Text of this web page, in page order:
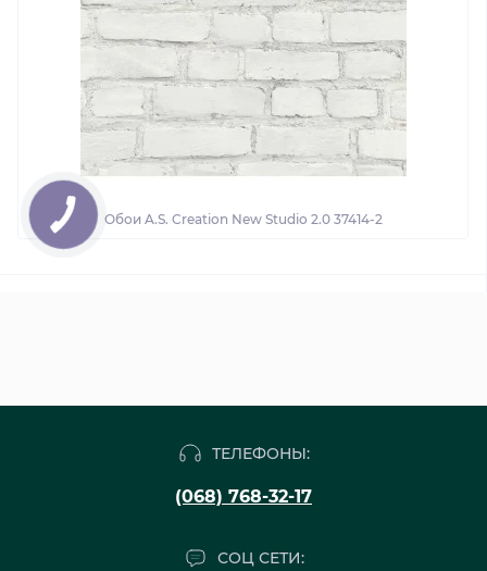
Обои A.S. Creation New Studio 2.0 37414-2
ТЕЛЕФОНЫ:
(068) 768-32-17
СОЦ СЕТИ: